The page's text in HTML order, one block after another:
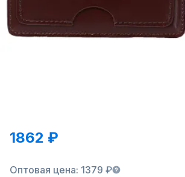
1862 ₽
Оптовая цена: 1379 ₽